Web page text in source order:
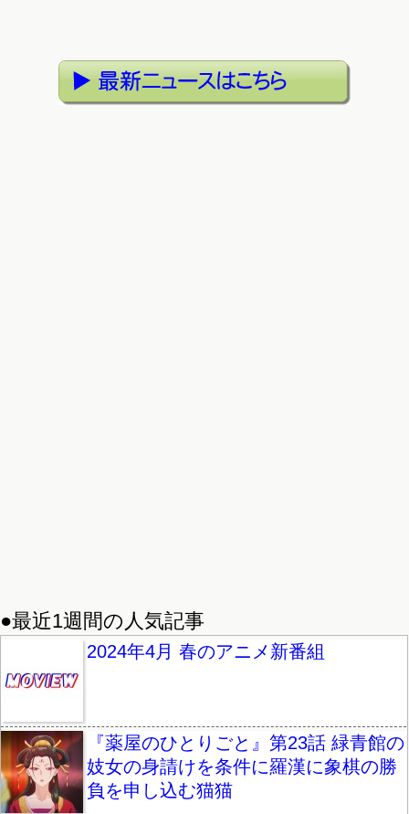
●最近1週間の人気記事
2024年4月 春のアニメ新番組
『薬屋のひとりごと』第23話 緑青館の
妓女の身請けを条件に羅漢に象棋の勝
負を申し込む猫猫